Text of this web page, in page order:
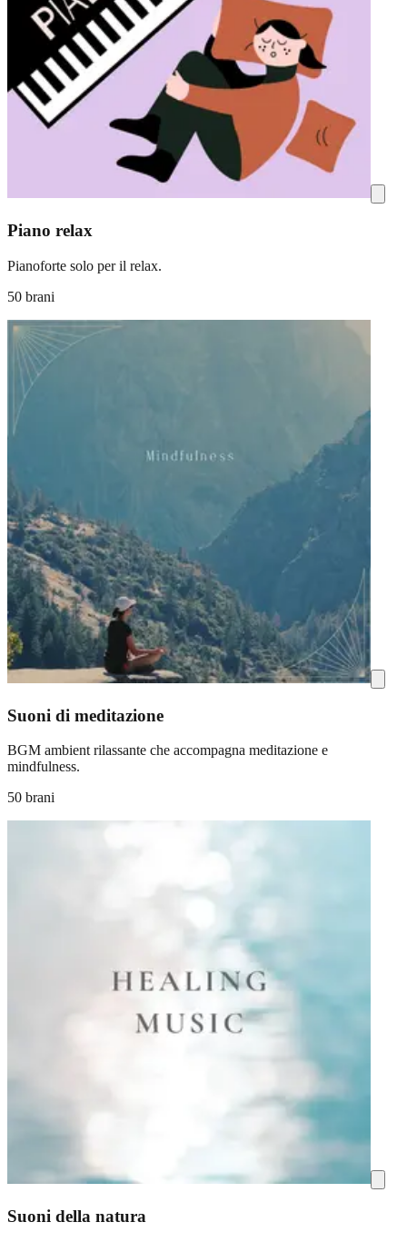
Piano relax
Pianoforte solo per il relax.
50 brani
Suoni di meditazione
BGM ambient rilassante che accompagna meditazione e
mindfulness.
50 brani
Suoni della natura